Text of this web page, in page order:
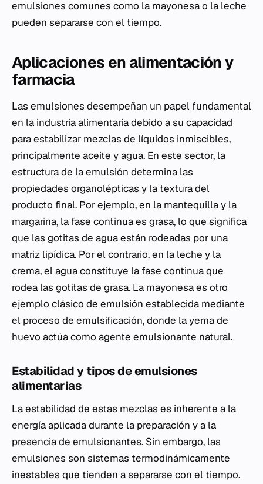
emulsiones comunes como la mayonesa o la leche
pueden separarse con el tiempo.
Aplicaciones en alimentación y
farmacia
Las emulsiones desempeñan un papel fundamental
en la industria alimentaria debido a su capacidad
para estabilizar mezclas de líquidos inmiscibles,
principalmente aceite y agua. En este sector, la
estructura de la emulsión determina las
propiedades organolépticas y la textura del
producto final. Por ejemplo, en la mantequilla y la
margarina, la fase continua es grasa, lo que significa
que las gotitas de agua están rodeadas por una
matriz lipídica. Por el contrario, en la leche y la
crema, el agua constituye la fase continua que
rodea las gotitas de grasa. La mayonesa es otro
ejemplo clásico de emulsión establecida mediante
el proceso de emulsificación, donde la yema de
huevo actúa como agente emulsionante natural.
Estabilidad y tipos de emulsiones
alimentarias
La estabilidad de estas mezclas es inherente a la
energía aplicada durante la preparación y a la
presencia de emulsionantes. Sin embargo, las
emulsiones son sistemas termodinámicamente
inestables que tienden a separarse con el tiempo.